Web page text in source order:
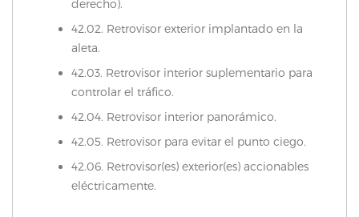
derecho).
42.02. Retrovisor exterior implantado en la
aleta.
42.03. Retrovisor interior suplementario para
controlar el tráfico.
42.04. Retrovisor interior panorámico.
42.05. Retrovisor para evitar el punto ciego.
42.06. Retrovisor(es) exterior(es) accionables
eléctricamente.